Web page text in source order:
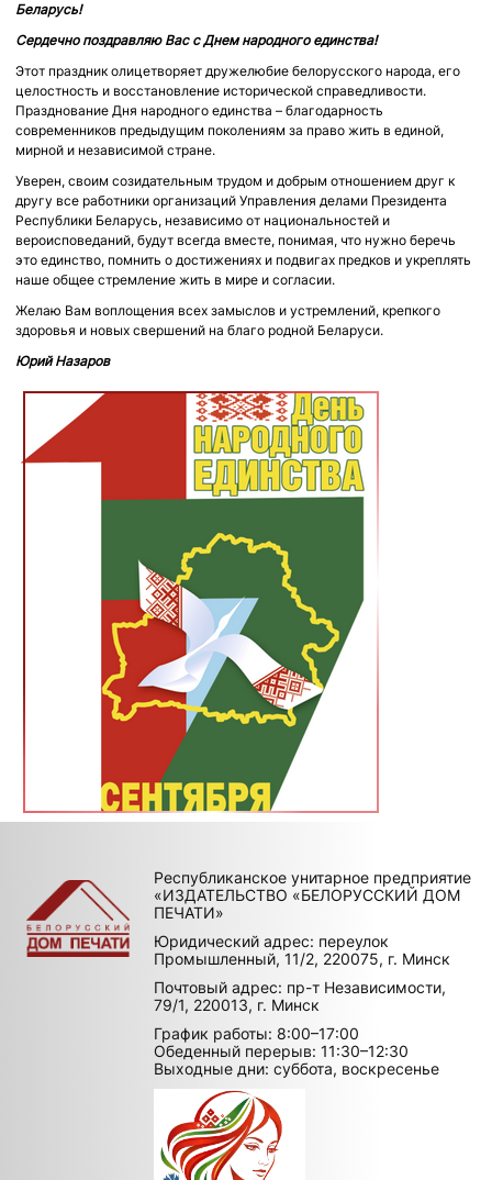
Беларусь!
Сердечно поздравляю Вас с Днем народного единства!
Этот праздник олицетворяет дружелюбие белорусского народа, его
целостность и восстановление исторической справедливости.
Празднование Дня народного единства – благодарность
современников предыдущим поколениям за право жить в единой,
мирной и независимой стране.
Уверен, своим созидательным трудом и добрым отношением друг к
другу все работники организаций Управления делами Президента
Республики Беларусь, независимо от национальностей и
вероисповеданий, будут всегда вместе, понимая, что нужно беречь
это единство, помнить о достижениях и подвигах предков и укреплять
наше общее стремление жить в мире и согласии.
Желаю Вам воплощения всех замыслов и устремлений, крепкого
здоровья и новых свершений на благо родной Беларуси.
Юрий Назаров
Республиканское унитарное предприятие
«ИЗДАТЕЛЬСТВО «БЕЛОРУССКИЙ ДОМ
ПЕЧАТИ»
Юридический адрес: переулок
Промышленный, 11/2, 220075, г. Минск
Почтовый адрес: пр-т Независимости,
79/1, 220013, г. Минск
График работы: 8:00–17:00
Обеденный перерыв: 11:30–12:30
Выходные дни: суббота, воскресенье